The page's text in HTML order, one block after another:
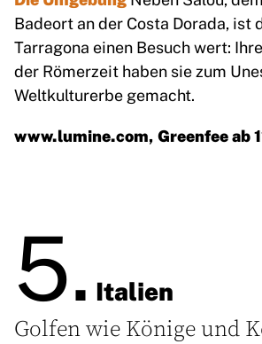
Badeort an der Costa Dorada, ist
Tarragona einen Besuch wert:
der Römerzeit haben sie zum
Weltkulturerbe gemacht.
www.lumine.com, Greenfee ab
5. Italien
Golfen wie Könige und